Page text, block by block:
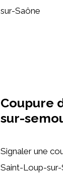
sur-Saône
Coupure
sur-
Signaler une
Saint-Loup-